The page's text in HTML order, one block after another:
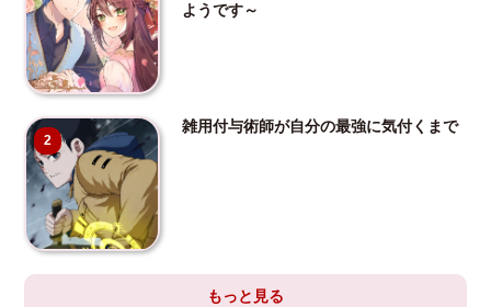
ようです～
2
雑用付与術師が自分の最強に気付くまで
もっと見る